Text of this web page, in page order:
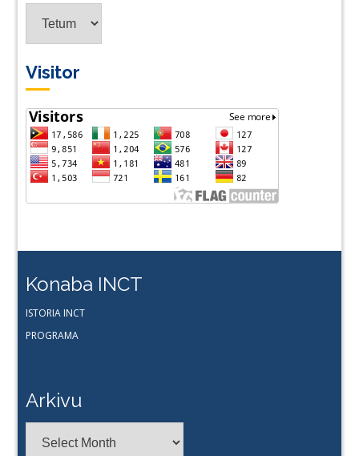
Visitor
Konaba INCT
ISTORIA INCT
PROGRAMA
Arkivu